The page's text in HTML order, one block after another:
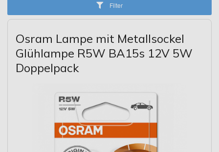
Filter
Osram Lampe mit Metallsockel
Glühlampe R5W BA15s 12V 5W
Doppelpack